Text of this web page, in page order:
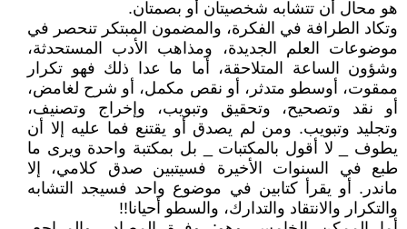
هو محال أن تتشابه شخصيتان أو بصمتان.
وتكاد الطرافة في الفكرة، والمضمون المبتكر تنحصر في
موضوعات العلم الجديدة، ومذاهب الأدب المستحدثة،
وشؤون الساعة المتلاحقة، أما ما عدا ذلك فهو تكرار
ممقوت، أوسطو متدثر، أو نقص مكمل، أو شرح لغامض،
أو نقد وتصحيح، وتحقيق وتبويب، وإخراج وتصنيف،
وتجليد وتبويب. ومن لم يصدق أو يقتنع فما عليه إلا أن
يطوف _ لا أقول بالمكتبات _ بل بمكتبة واحدة ويرى ما
طبع في السنوات الأخيرة فسيتبين صدق كلامي، إلا
ماندر. أو يقرأ كتابين في موضوع واحد فسيجد التشابه
والتكرار والانتقاد والتدارك، والسطو أحيانا‍‍!!